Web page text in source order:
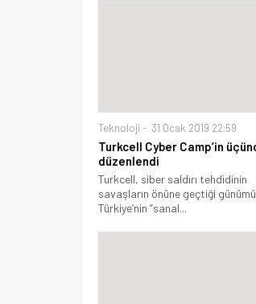
Teknoloji 31 Ocak 2019 22:59
Turkcell Cyber Camp’in
düzenlendi
Turkcell, siber saldırı tehdidinin
savaşların önüne geçtiği
Türkiye’nin “sanal...